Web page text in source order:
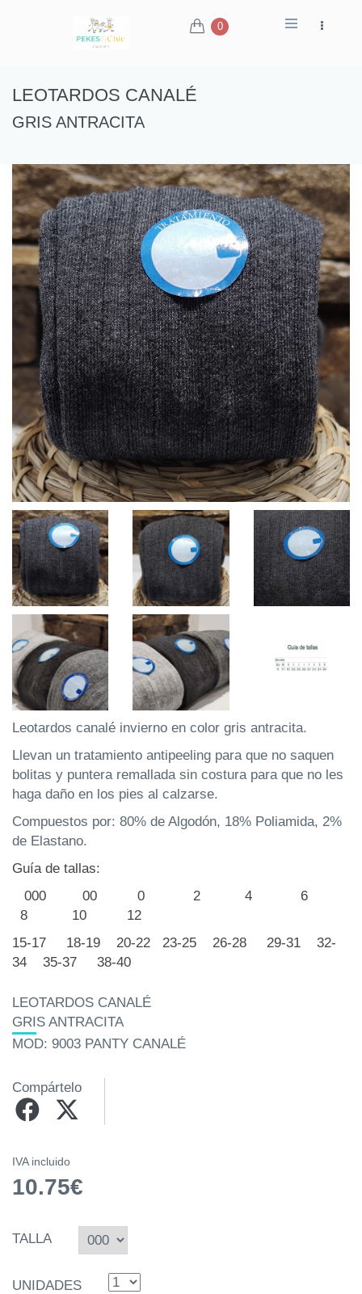
0
LEOTARDOS CANALÉ
GRIS ANTRACITA
Leotardos canalé invierno en color gris antracita.
Llevan un tratamiento antipeeling para que no saquen
bolitas y puntera remallada sin costura para que no les
haga daño en los pies al calzarse.
Compuestos por: 80% de Algodón, 18% Poliamida, 2%
de Elastano.
Guía de tallas:
000 00 0 2 4 6
8 10 12
15-17 18-19 20-22 23-25 26-28 29-31 32-
34 35-37 38-40
LEOTARDOS CANALÉ
GRIS ANTRACITA
MOD: 9003 PANTY CANALÉ
Compártelo
IVA incluido
10.75€
TALLA
UNIDADES